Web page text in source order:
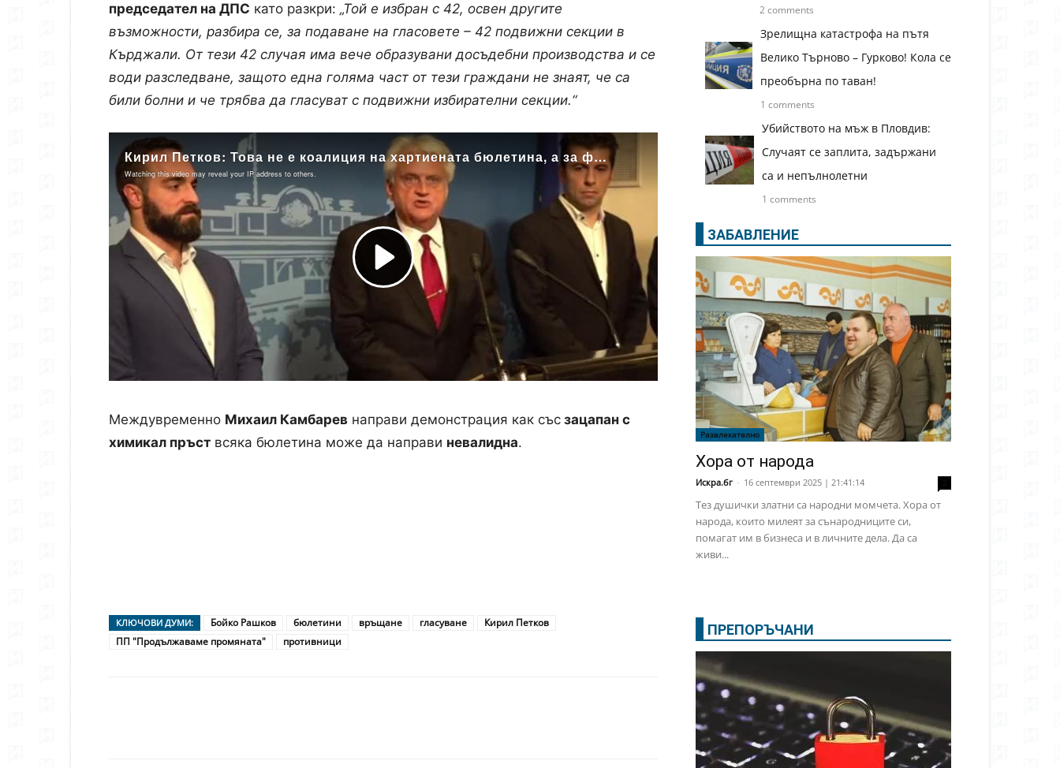
председател на ДПС като разкри: „Той е избран с 42, освен другите
възможности, разбира се, за подаване на гласовете – 42 подвижни секции в
Кърджали. От тези 42 случая има вече образувани досъдебни производства и се
води разследване, защото една голяма част от тези граждани не знаят, че са
били болни и че трябва да гласуват с подвижни избирателни секции.“
Междувременно Михаил Камбарев направи демонстрация как със зацапан с
химикал пръст всяка бюлетина може да направи невалидна.
КЛЮЧОВИ ДУМИ: Бойко Рашков бюлетини връщане гласуване
Кирил Петков
ПП "Продължаваме промяната"
противници
2 comments
Зрелищна катастрофа на пътя
Велико Търново – Гурково! Кола се
преобърна по таван!
1 comments
Убийството на мъж в Пловдив:
Случаят се заплита, задържани
са и непълнолетни
1 comments
ЗАБАВЛЕНИЕ
Развлекателно
Хора от народа
Искра.бг - 16 септември 2025 | 21:41:14
Тез душички златни са народни момчета. Хора от
народа, които милеят за сънародниците си,
помагат им в бизнеса и в личните дела. Да са
живи...
ПРЕПОРЪЧАНИ